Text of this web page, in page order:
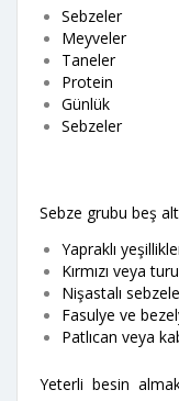
Sebzeler
Meyveler
Taneler
Protein
Günlük
Sebzeler
Sebze grubu beş
Yapraklı
Kırmızı veya
Nişastalı
Fasulye ve
Patlıcan veya
Yeterli besin